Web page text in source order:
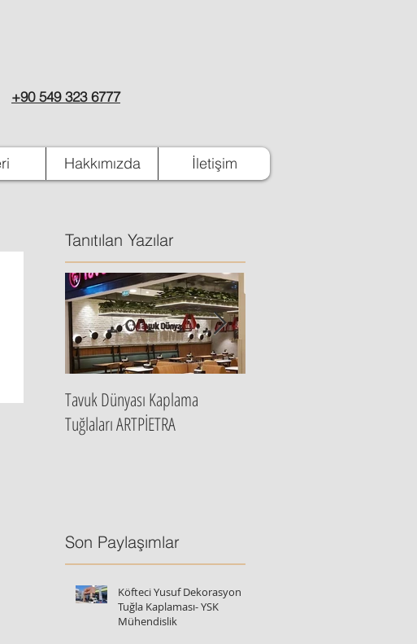
+90 549 323 6777
Hakkımızda İletişim
Tanıtılan Yazılar
Tavuk Dünyası Kaplama
Tuğlaları ARTPİETRA
Son Paylaşımlar
Köfteci Yusuf Dekorasyon
Tuğla Kaplaması- YSK
Mühendislik